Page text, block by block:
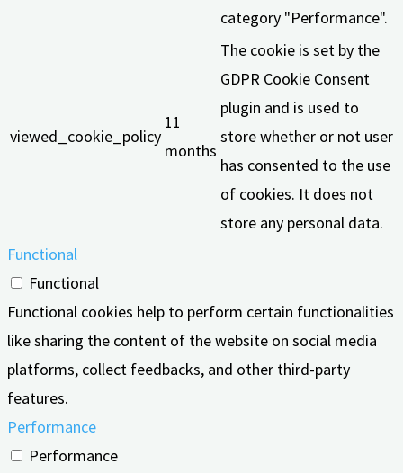
category "Performance".
viewed_cookie_policy
11
months
The cookie is set by the
GDPR Cookie Consent
plugin and is used to
store whether or not user
has consented to the use
of cookies. It does not
store any personal data.
Functional
Functional
Functional cookies help to perform certain functionalities
like sharing the content of the website on social media
platforms, collect feedbacks, and other third-party
features.
Performance
Performance